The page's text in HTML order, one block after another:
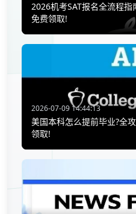
2026机考SAT报名全流程
免费领取!
2026-07-09 14:44:13
美国本科怎么提前毕业?全
领取!